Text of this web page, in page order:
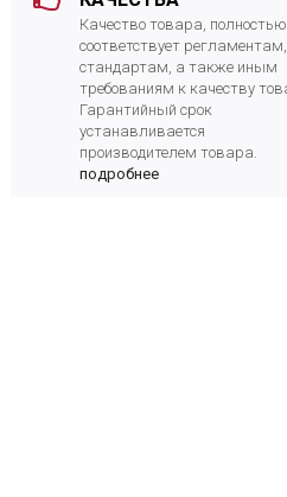
Качество товара, полностью
соответствует регламентам,
стандартам, а также иным
требованиям к качеству
Гарантийный срок
устанавливается
производителем товара.
подробнее